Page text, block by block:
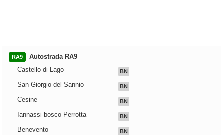
RA9
Autostrada RA9
Castello di Lago
BN
San Giorgio del Sannio BN
Cesine BN
Iannassi-bosco Perrotta BN
Benevento BN